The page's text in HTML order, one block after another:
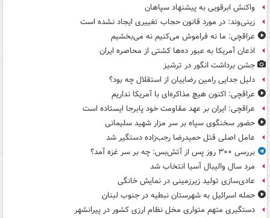
واکنش ابرقویی به پیشنهاد سپاهان
زینی‌وند: در مورد قانون حجاب تغییری ایجاد نشده است
عراقچی: ما نه فراموش می‌کنیم نه می‌بخشیم
اذعان آمریکا به عبور ده‌ها کشتی از محاصره ایران
جشن برداشت انگور در ترشیز
دلیل جدایی رامین رضاییان از استقلال چه بود؟
عراقچی: اکنون هیچ مذاکره‌ای با آمریکا نداریم
عراقچی: ایران بر عهد مقاومت خود پابرجا ایستاده است
حضور سخنگوی سپاه بر سر مزار شهید سلیمانی
عامل اصلی قتل حمیدرضا رجب‌زاده دستگیر شد
بررسی ۳۰۰ روز پس از آتش‌بس: چه بر سر غزه آمد؟
مرد سال والیبال آسیا انتخاب شد
عادی‌سازی تولید زیرزمینی در نمایش خانگی
حمله اسرائیل به شهرستان نبطیه در جنوب لبنان
دستگیری متهم متواری مخل نظام ارزی کشور در پیرانشهر